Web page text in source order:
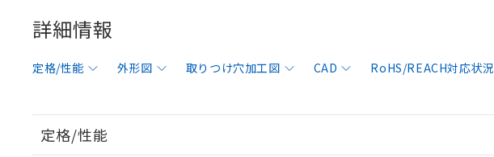
詳細情報
定格/性能 外形図 取りつけ穴加工図 CAD RoHS/REACH対応状況
定格/性能